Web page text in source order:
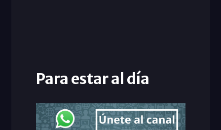
Para estar al día